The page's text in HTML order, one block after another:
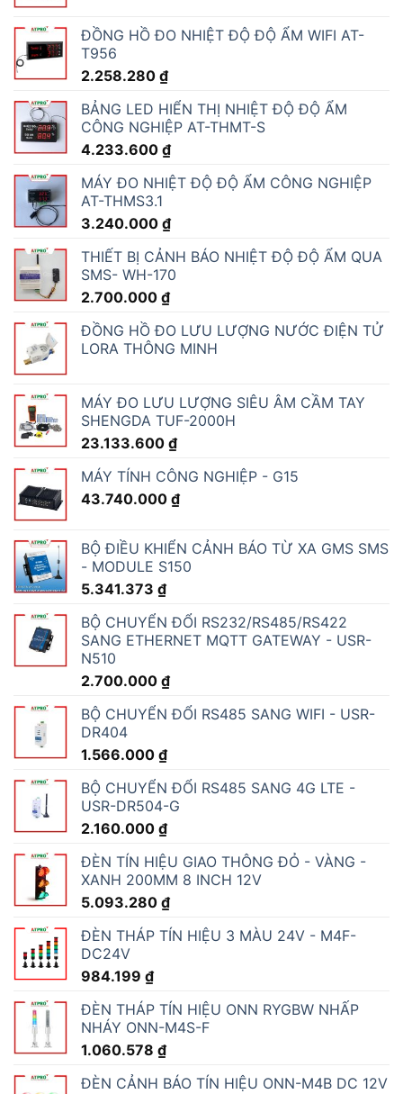
ĐỒNG HỒ ĐO NHIỆT ĐỘ ĐỘ ẨM WIFI AT-
T956
2.258.280 ₫
BẢNG LED HIỂN THỊ NHIỆT ĐỘ ĐỘ ẨM
CÔNG NGHIỆP AT-THMT-S
4.233.600 ₫
MÁY ĐO NHIỆT ĐỘ ĐỘ ẨM CÔNG NGHIỆP
AT-THMS3.1
3.240.000 ₫
THIẾT BỊ CẢNH BÁO NHIỆT ĐỘ ĐỘ ẨM QUA
SMS- WH-170
2.700.000 ₫
ĐỒNG HỒ ĐO LƯU LƯỢNG NƯỚC ĐIỆN TỬ
LORA THÔNG MINH
MÁY ĐO LƯU LƯỢNG SIÊU ÂM CẦM TAY
SHENGDA TUF-2000H
23.133.600 ₫
MÁY TÍNH CÔNG NGHIỆP - G15
43.740.000 ₫
BỘ ĐIỀU KHIỂN CẢNH BÁO TỪ XA GMS SMS
- MODULE S150
5.341.373 ₫
BỘ CHUYỂN ĐỔI RS232/RS485/RS422
SANG ETHERNET MQTT GATEWAY - USR-
N510
2.700.000 ₫
BỘ CHUYỂN ĐỔI RS485 SANG WIFI - USR-
DR404
1.566.000 ₫
BỘ CHUYỂN ĐỔI RS485 SANG 4G LTE -
USR-DR504-G
2.160.000 ₫
ĐÈN TÍN HIỆU GIAO THÔNG ĐỎ - VÀNG -
XANH 200MM 8 INCH 12V
5.093.280 ₫
ĐÈN THÁP TÍN HIỆU 3 MÀU 24V - M4F-
DC24V
984.199 ₫
ĐÈN THÁP TÍN HIỆU ONN RYGBW NHẤP
NHÁY ONN-M4S-F
1.060.578 ₫
ĐÈN CẢNH BÁO TÍN HIỆU ONN-M4B DC 12V